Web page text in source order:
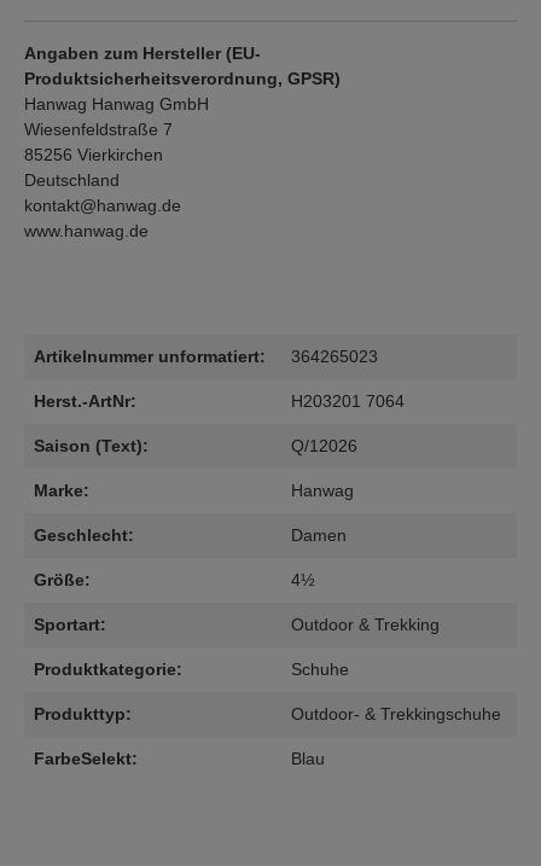
Angaben zum Hersteller (EU-
Produktsicherheitsverordnung, GPSR)
Hanwag Hanwag GmbH
Wiesenfeldstraße 7
85256 Vierkirchen
Deutschland
kontakt@hanwag.de
www.hanwag.de
Artikelnummer unformatiert: 364265023
Herst.-ArtNr: H203201 7064
Saison (Text): Q/12026
Marke: Hanwag
Geschlecht: Damen
Größe: 4½
Sportart: Outdoor & Trekking
Produktkategorie: Schuhe
Produkttyp: Outdoor- & Trekkingschuhe
FarbeSelekt: Blau